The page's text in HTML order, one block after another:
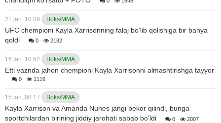
21 jan, 10:09 Boks/MMA
UFC chempioni Kayla Xarrisonning falaj bo'lib qolishiga bir bahya
qoldi
0 2182
16 jan, 10:52 Boks/MMA
Etti vaznda jahon chempioni Kayla Xarrisonni almashtirishga tayyor
0 1116
15 jan, 08:17 Boks/MMA
Kayla Xarrison va Amanda Nunes jangi bekor qilindi, bunga
sportchilardan birining jiddiy jarohati sabab bo'ldi
0 2007